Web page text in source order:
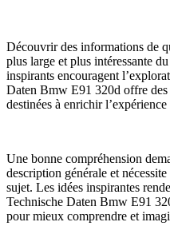
Découvrir des informations de
plus large et plus intéressante
inspirants encouragent
Daten Bmw E91 320d offre des
destinées à enrichir
Une bonne compréhension
description générale et
sujet. Les idées inspirantes
Technische Daten Bmw E91
pour mieux comprendre et